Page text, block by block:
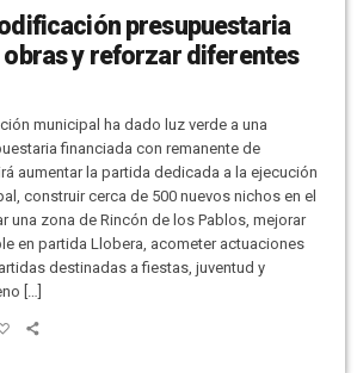
presupuestaria
y reforzar diferentes
municipal ha dado luz verde a una
financiada con remanente de
aumentar la partida dedicada a la ejecución
construir cerca de 500 nuevos nichos en el
una zona de Rincón de los Pablos, mejorar
en partida Llobera, acometer actuaciones
destinadas a fiestas, juventud y
[…]